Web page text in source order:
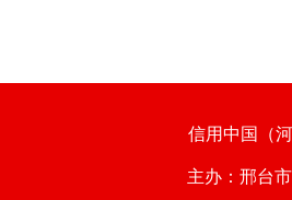
信用中国（
主办：邢